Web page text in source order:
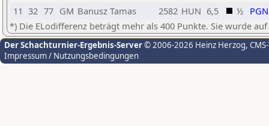
11 32 77 GM Banusz Tamas 2582 HUN 6,5 ½ PGN
*) Die ELodifferenz beträgt mehr als 400 Punkte. Sie wurde
Der Schachturnier-Ergebnis-Server© 2006-2026 Heinz Herzog,
Impressum / Nutzungsbedingungen